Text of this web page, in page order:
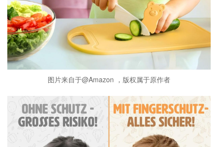
图片来自于@Amazon ，版权属于原作者